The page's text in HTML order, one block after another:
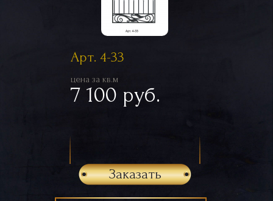
Арт. 4-33
цена за кв.м
7 100 руб.
Заказать